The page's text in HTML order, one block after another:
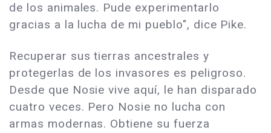
de los animales. Pude experimentarlo
gracias a la lucha de mi pueblo", dice Pike.
Recuperar sus tierras ancestrales y
protegerlas de los invasores es peligroso.
Desde que Nosie vive aquí, le han disparado
cuatro veces. Pero Nosie no lucha con
armas modernas. Obtiene su fuerza